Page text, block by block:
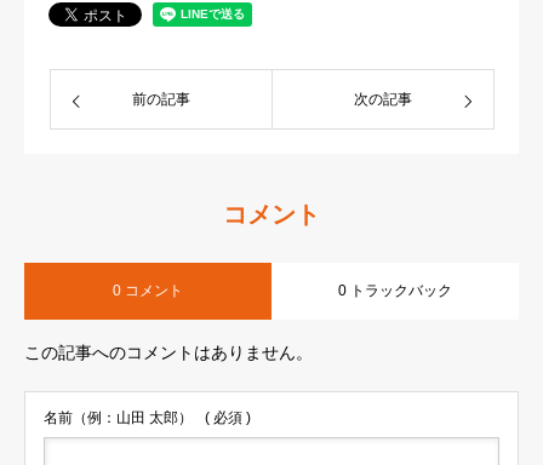
前の記事 次の記事
コメント
0 コメント 0 トラックバック
この記事へのコメントはありません。
名前（例：山田 太郎） ( 必須 )